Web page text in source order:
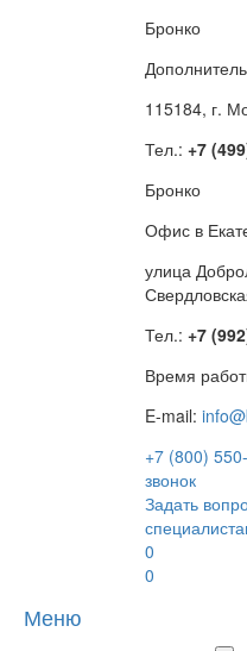
Бронко
115184, г.
Тел.: +7
Бронко
Офис в
улица
Тел.: +7
Время
E-mail:
+7 (800)
звонок
Задать
0
0
Меню